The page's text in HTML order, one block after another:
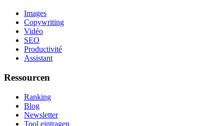
Images
Copywriting
Vidéo
SEO
Productivité
Assistant
Ressourcen
Ranking
Blog
Newsletter
Tool eintragen